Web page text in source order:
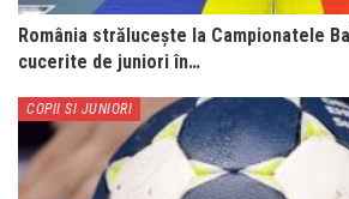
România strălucește la Campionatele
cucerite de juniori în…
COPII SI JUNIORI